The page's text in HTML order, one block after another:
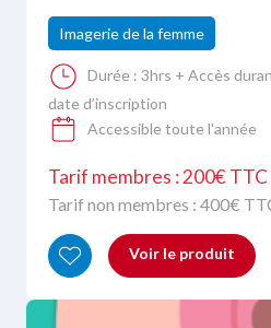
Imagerie de la femme
Durée : 3hrs + Accès
date d’inscription
Accessible toute l'année
Tarif membres : 200€ TTC
Tarif non membres : 400€
Voir le produit